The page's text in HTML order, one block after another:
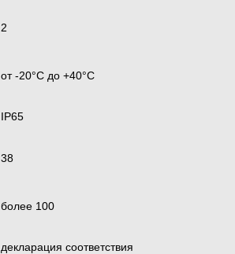
2
от -20°С до +40°С
IP65
38
более 100
декларация соответствия